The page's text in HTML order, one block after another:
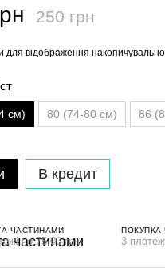
250 грн
для відображення
см) 80 (74-80 см) 86
В кредит
ЧАСТИНАМИ
по 75.00 грн
ПОКУПКА
3